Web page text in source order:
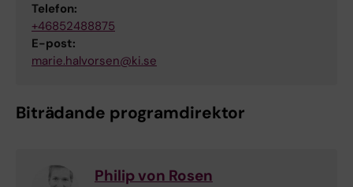
Telefon:
+46852488875
E-post:
marie.halvorsen@ki.se
Biträdande programdirektor
Philip von Rosen